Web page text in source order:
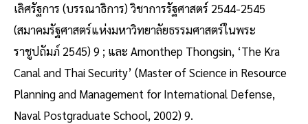
เลิศรัฐการ (บรรณาธิการ) วิชาการรัฐศาสตร์ 2544-2545
(สมาคมรัฐศาสตร์แห่งมหาวิทยาลัยธรรมศาสตร์ในพระ
ราชูปถัมภ์ 2545) 9 ; และ Amonthep Thongsin, ‘The Kra
Canal and Thai Security’ (Master of Science in Resource
Planning and Management for International Defense,
Naval Postgraduate School, 2002) 9.